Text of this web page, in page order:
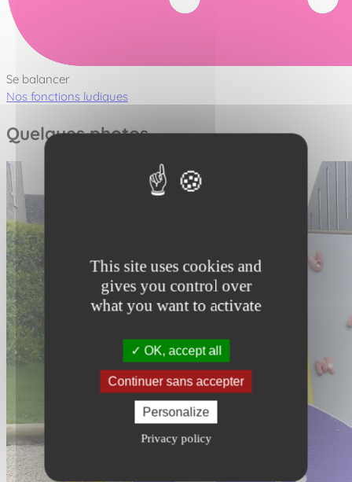
This site uses cookies and
gives you control over
what you want to activate
OK, accept all
Continuer sans accepter
Personalize
Privacy policy
Se balancer
Nos fonctions ludiques
Quelques photos